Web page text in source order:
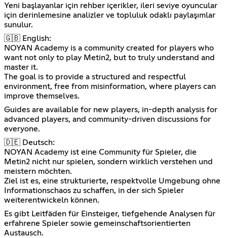
Yeni başlayanlar için rehber içerikler, ileri seviye oyuncular
için derinlemesine analizler ve topluluk odaklı paylaşımlar
sunulur.
🇬🇧 English:
NOYAN Academy is a community created for players who
want not only to play Metin2, but to truly understand and
master it.
The goal is to provide a structured and respectful
environment, free from misinformation, where players can
improve themselves.
Guides are available for new players, in-depth analysis for
advanced players, and community-driven discussions for
everyone.
🇩🇪 Deutsch:
NOYAN Academy ist eine Community für Spieler, die
Metin2 nicht nur spielen, sondern wirklich verstehen und
meistern möchten.
Ziel ist es, eine strukturierte, respektvolle Umgebung ohne
Informationschaos zu schaffen, in der sich Spieler
weiterentwickeln können.
Es gibt Leitfäden für Einsteiger, tiefgehende Analysen für
erfahrene Spieler sowie gemeinschaftsorientierten
Austausch.